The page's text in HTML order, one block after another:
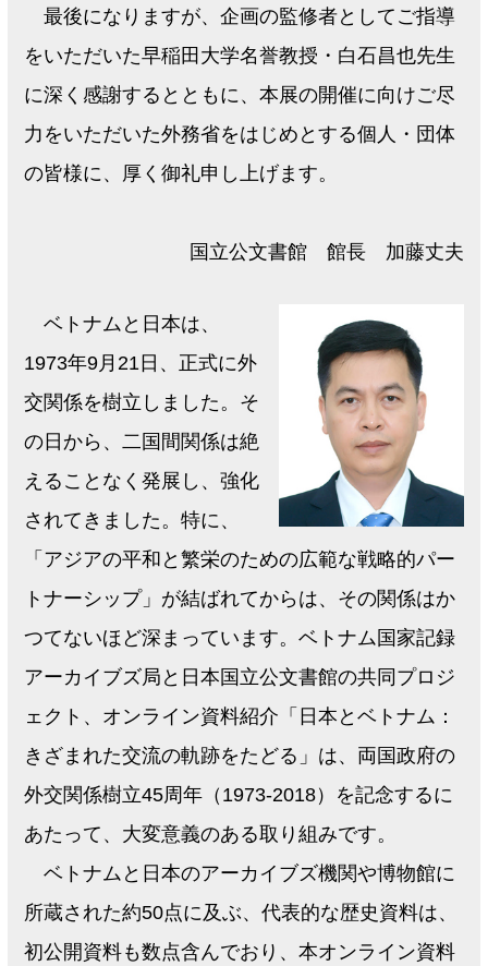
最後になりますが、企画の監修者としてご指導
をいただいた早稲田大学名誉教授・白石昌也先生
に深く感謝するとともに、本展の開催に向けご尽
力をいただいた外務省をはじめとする個人・団体
の皆様に、厚く御礼申し上げます。
国立公文書館 館長 加藤丈夫
ベトナムと日本は、
1973年9月21日、正式に外
交関係を樹立しました。そ
の日から、二国間関係は絶
えることなく発展し、強化
されてきました。特に、
「アジアの平和と繁栄のための広範な戦略的パー
トナーシップ」が結ばれてからは、その関係はか
つてないほど深まっています。ベトナム国家記録
アーカイブズ局と日本国立公文書館の共同プロジ
ェクト、オンライン資料紹介「日本とベトナム：
きざまれた交流の軌跡をたどる」は、両国政府の
外交関係樹立45周年（1973-2018）を記念するに
あたって、大変意義のある取り組みです。
ベトナムと日本のアーカイブズ機関や博物館に
所蔵された約50点に及ぶ、代表的な歴史資料は、
初公開資料も数点含んでおり、本オンライン資料